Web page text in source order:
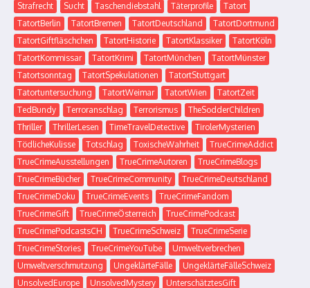
Strafrecht
Sucht Taschendiebstahl Täterprofile
Tatort
TatortBerlin
TatortBremen TatortDeutschland
TatortDortmund
TatortGiftfläschchen
TatortHistorie TatortKlassiker
TatortKöln
TatortKommissar
TatortKrimi TatortMünchen
TatortMünster
Tatortsonntag
TatortSpekulationen
TatortStuttgart
Tatortuntersuchung
TatortWeimar TatortWien
TatortZeit
TedBundy
Terroranschlag Terrorismus
TheSodderChildren
Thriller
ThrillerLesen TimeTravelDetective
TirolerMysterien
TödlicheKulisse
Totschlag ToxischeWahrheit
TrueCrimeAddict
TrueCrimeAusstellungen
TrueCrimeAutoren
TrueCrimeBlogs
TrueCrimeBücher
TrueCrimeCommunity
TrueCrimeDeutschland
TrueCrimeDoku
TrueCrimeEvents
TrueCrimeFandom
TrueCrimeGift
TrueCrimeÖsterreich
TrueCrimePodcast
TrueCrimePodcastsCH
TrueCrimeSchweiz
TrueCrimeSerie
TrueCrimeStories
TrueCrimeYouTube
Umweltverbrechen
Umweltverschmutzung
UngeklärteFälle
UngeklärteFälleSchweiz
UnsolvedEurope
UnsolvedMystery
UnterschätztesGift